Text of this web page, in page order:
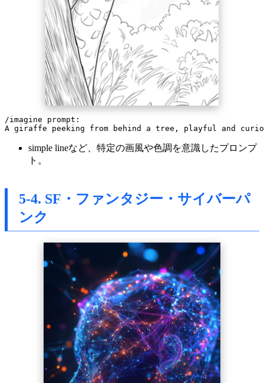
/imagine prompt:
simple lineなど、特定の画風や色調を意識したプロンプ
ト。
5-4. SF・ファンタジー・サイバーパ
ンク